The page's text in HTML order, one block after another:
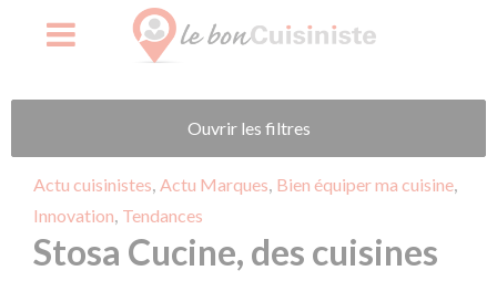
Skip
content
Ouvrir les filtres
Actu cuisinistes, Actu Marques, Bien équiper ma cuisine,
Innovation, Tendances
Stosa Cucine, des cuisines